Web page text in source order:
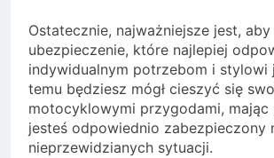
Ostatecznie, najważniejsze jest,
ubezpieczenie, które najlepiej
indywidualnym potrzebom i stylowi
temu będziesz mógł cieszyć się
motocyklowymi przygodami, mając
jesteś odpowiednio zabezpieczony
nieprzewidzianych sytuacji.